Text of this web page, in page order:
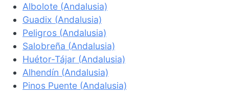
Albolote (Andalusia)
Guadix (Andalusia)
Peligros (Andalusia)
Salobreña (Andalusia)
Huétor-Tájar (Andalusia)
Alhendín (Andalusia)
Pinos Puente (Andalusia)